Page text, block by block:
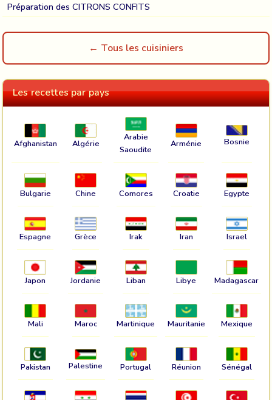
Préparation des CITRONS CONFITS
← Tous les cuisiniers
Les recettes par pays
Afghanistan Algérie
Arabie
Saoudite
Arménie Bosnie
Bulgarie Chine Comores Croatie Egypte
Espagne Grèce Irak Iran Israel
Japon Jordanie Liban Libye Madagascar
Mali Maroc Martinique Mauritanie Mexique
Pakistan Palestine Portugal Réunion Sénégal